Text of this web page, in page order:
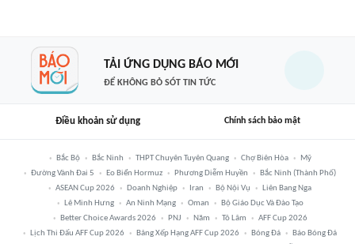
TẢI ỨNG DỤNG BÁO MỚI
ĐỂ KHÔNG BỎ SÓT TIN TỨC
Điều khoản sử dụng Chính sách bảo mật
Bắc Bộ Bắc Ninh THPT Chuyên Tuyên Quang Chợ Biên Hòa
Mỹ
Đường Vành Đai 5
Eo Biển Hormuz Phương Diễm Huyền
Bắc Ninh (thành Phố)
ASEAN Cup 2026
Doanh Nghiệp Iran Bộ Nội Vụ
Liên Bang Nga
Lê Minh Hưng
An Ninh Mạng Oman
Bộ Giáo Dục Và Đào Tạo
Better Choice Awards 2026
PNJ Năm Tô Lâm
AFF Cup 2026
Lịch Thi Đấu AFF Cup 2026
Bảng Xếp Hạng AFF Cup 2026 Bóng Đá
Báo Bóng Đá